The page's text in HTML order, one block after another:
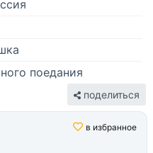
поедания
поделиться
в избранное